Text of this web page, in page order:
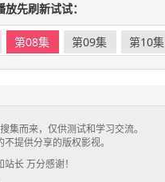
先刷新试试：
第08集 第09集 第10集
集而来，仅供测试和学习交流。
提供分享的版权影视。
长 万分感谢！